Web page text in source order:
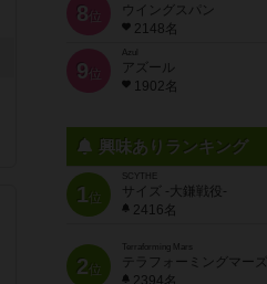
8 位
ウイングスパン
2148名
9 位
Azul
アズール
1902名
興味ありランキング
1位
SCYTHE
サイズ -大鎌戦役-
2416名
2位
Terraforming Mars
テラフォーミングマーズ
2394名